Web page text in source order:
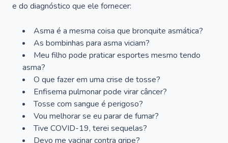
e do diagnóstico que ele fornecer:
Asma é a mesma coisa que bronquite asmática?
As bombinhas para asma viciam?
Meu filho pode praticar esportes mesmo tendo
asma?
O que fazer em uma crise de tosse?
Enfisema pulmonar pode virar câncer?
Tosse com sangue é perigoso?
Vou melhorar se eu parar de fumar?
Tive COVID-19, terei sequelas?
Devo me vacinar contra gripe?